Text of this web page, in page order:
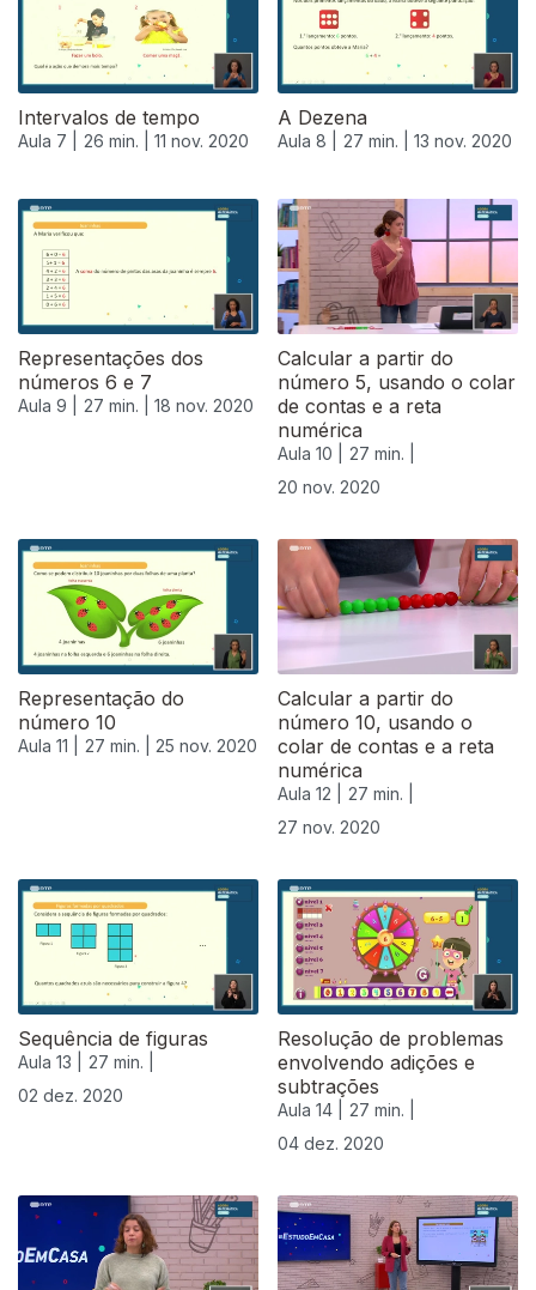
Intervalos de tempo
Aula 7 | 26 min. | 11 nov. 2020
A Dezena
Aula 8 | 27 min. | 13 nov. 2020
Representações dos
números 6 e 7
Aula 9 | 27 min. | 18 nov. 2020
Calcular a partir do
número 5, usando o colar
de contas e a reta
numérica
Aula 10 |
27 min. |
20 nov. 2020
Representação do
número 10
Aula 11 | 27 min. | 25 nov. 2020
Calcular a partir do
número 10, usando o
colar de contas e a reta
numérica
Aula 12 |
27 min. |
27 nov. 2020
508697
Sequência de figuras
Aula 13 |
27 min. |
02 dez. 2020
Resolução de problemas
envolvendo adições e
subtrações
Aula 14 |
27 min. |
04 dez. 2020